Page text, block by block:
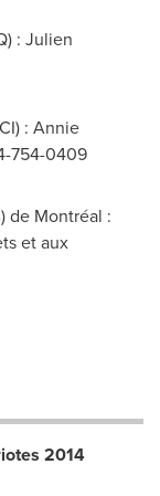
: Julien
: Annie
754-0409
de Montréal :
et aux
2014